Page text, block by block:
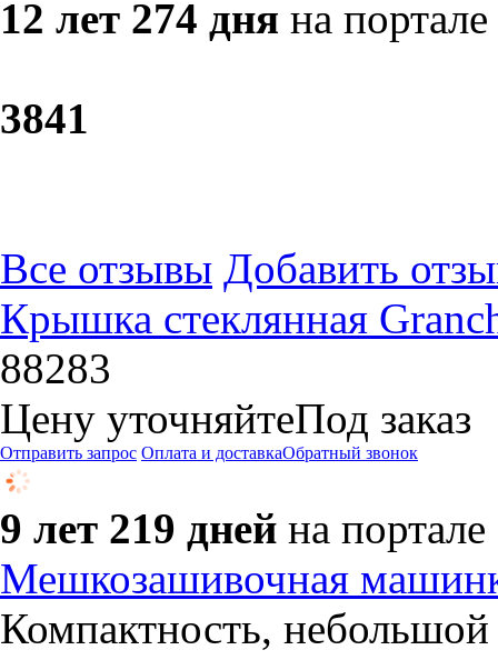
12 лет 274 дня на портале
3841
Все отзывы Добавить
Крышка стеклянная
88283
Цену уточняйтеПод заказ
Отправить запрос Оплата и доставкаОбратный звонок
9 лет 219 дней на портале
Мешкозашивочная
Компактность,